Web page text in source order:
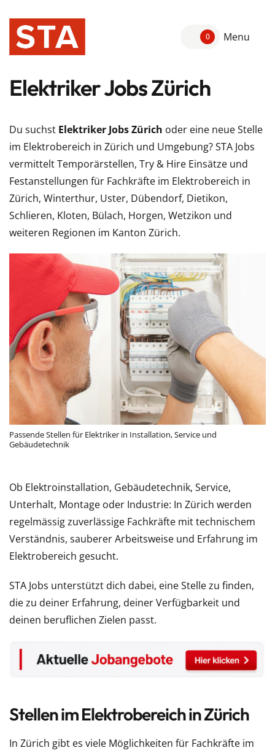
0 Menu
Elektriker Jobs Zürich
Du suchst Elektriker Jobs Zürich oder eine neue Stelle
im Elektrobereich in Zürich und Umgebung? STA Jobs
vermittelt Temporärstellen, Try & Hire Einsätze und
Festanstellungen für Fachkräfte im Elektrobereich in
Zürich, Winterthur, Uster, Dübendorf, Dietikon,
Schlieren, Kloten, Bülach, Horgen, Wetzikon und
weiteren Regionen im Kanton Zürich.
Passende Stellen für Elektriker in Installation, Service und
Gebäudetechnik
Ob Elektroinstallation, Gebäudetechnik, Service,
Unterhalt, Montage oder Industrie: In Zürich werden
regelmässig zuverlässige Fachkräfte mit technischem
Verständnis, sauberer Arbeitsweise und Erfahrung im
Elektrobereich gesucht.
STA Jobs unterstützt dich dabei, eine Stelle zu finden,
die zu deiner Erfahrung, deiner Verfügbarkeit und
deinen beruflichen Zielen passt.
Stellen im Elektrobereich in Zürich
In Zürich gibt es viele Möglichkeiten für Fachkräfte im